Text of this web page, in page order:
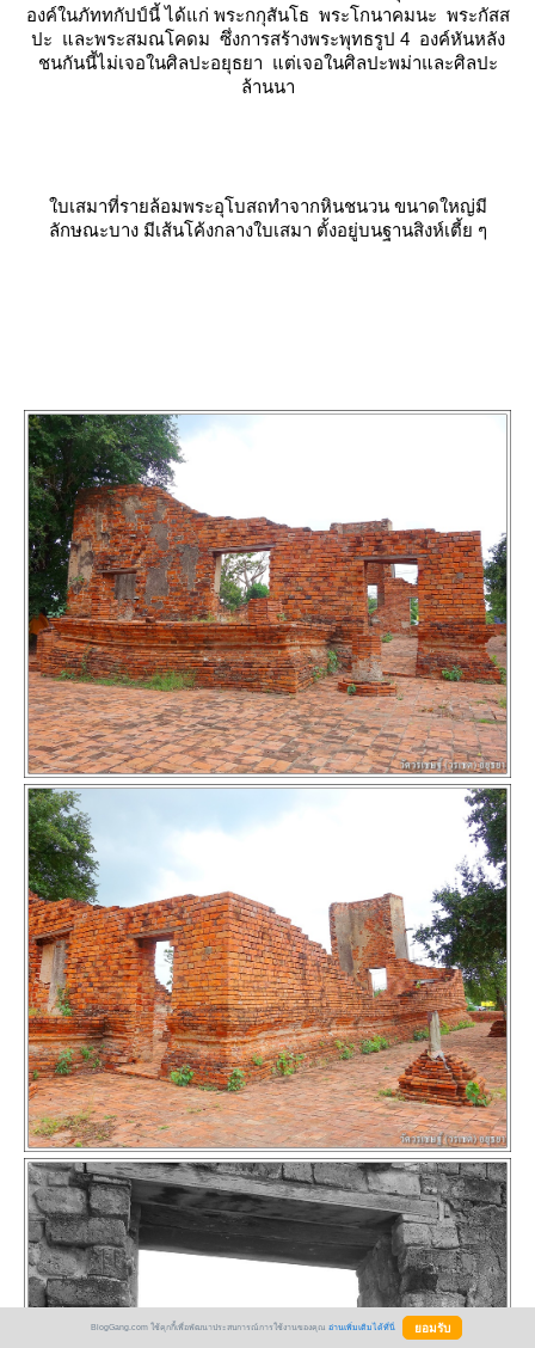
องค์ในภัททกัปป์นี้ ได้แก่ พระกกุสันโธ พระโกนาคมนะ พระกัสส
ปะ และพระสมณโคดม ซึ่งการสร้างพระพุทธรูป 4 องค์หันหลัง
ชนกันนี้ไม่เจอในศิลปะอยุธยา แต่เจอในศิลปะพม่าและศิลปะ
ล้านนา
บเสมาที่รายล้อมพระอุโบสถทำจากหินชนวน ขนาดใหญ่มี
ลักษณะบาง มีเส้นโค้งกลางใบเสมา ตั้งอยู่บนฐานสิงห์เตี้ย ๆ
BlogGang.com ใช้คุกกี้เพื่อพัฒนาประสบการณ์การใช้งานของคุณ อ่านเพิ่มเติมได้ที่นี่